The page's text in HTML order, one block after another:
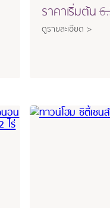
ราคาเริ่มต้น
ดูรายละเอียด >